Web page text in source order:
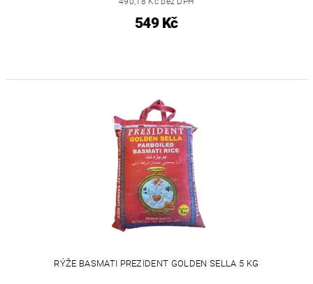
549 Kč
RÝŽE BASMATI PREZIDENT GOLDEN SELLA 5 KG